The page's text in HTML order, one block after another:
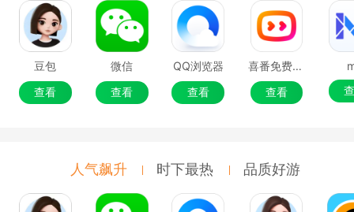
豆包
查看
微信
查看
QQ浏览器
查看
喜番免费短剧
查看
人气飙升 时下最热 品质好游